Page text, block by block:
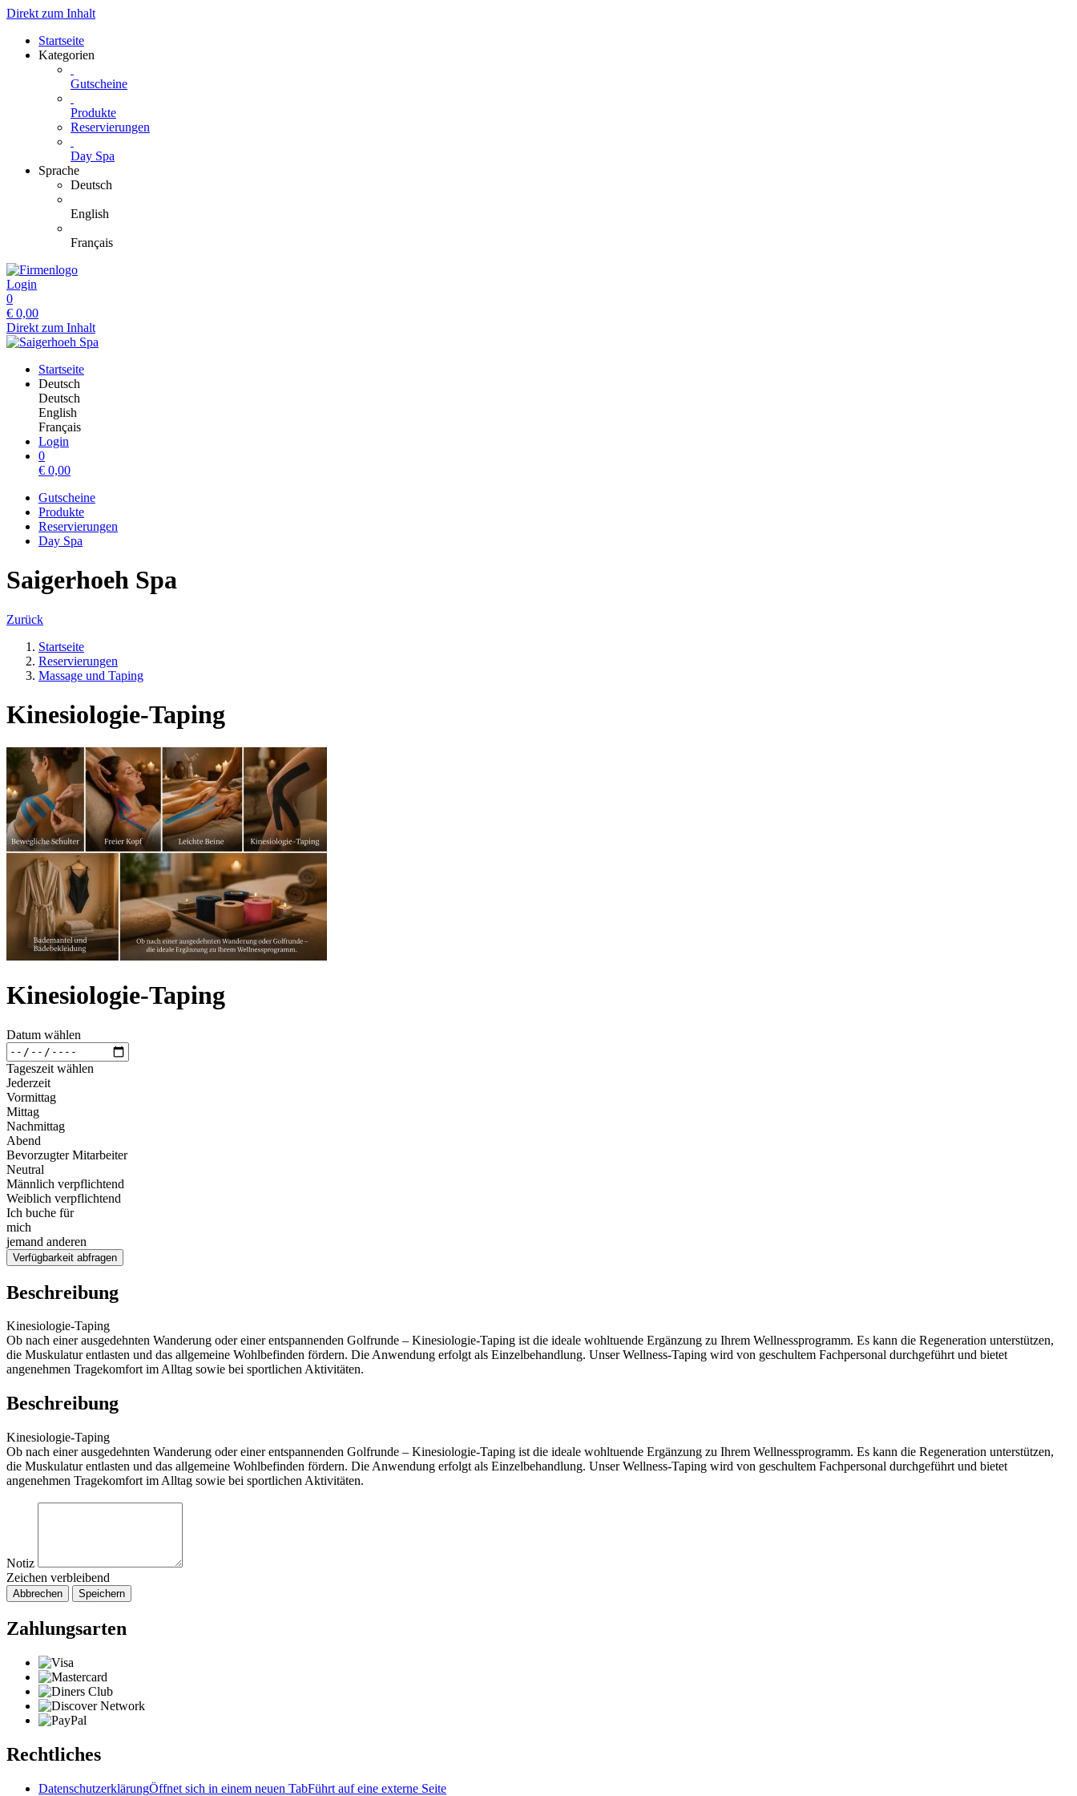
Direkt zum Inhalt
Startseite
Kategorien
Gutscheine
Produkte
Reservierungen
Day Spa
Sprache
Deutsch
English
Français
Login
0
€ 0,00
Direkt zum Inhalt
Startseite
Deutsch
Deutsch
English
Français
Login
0
€ 0,00
Gutscheine
Produkte
Reservierungen
Day Spa
Saigerhoeh Spa
Zurück
Startseite
Reservierungen
Massage und Taping
Kinesiologie-Taping
Kinesiologie-Taping
Datum wählen
Tageszeit wählen
Jederzeit
Vormittag
Mittag
Nachmittag
Abend
Bevorzugter Mitarbeiter
Neutral
Männlich verpflichtend
Weiblich verpflichtend
Ich buche für
mich
jemand anderen
Verfügbarkeit abfragen
Beschreibung
Kinesiologie-Taping
Ob nach einer ausgedehnten Wanderung oder einer entspannenden Golfrunde – Kinesiologie-Taping ist die ideale wohltuende Ergänzung zu Ihrem Wellnessprogramm. Es kann die Regeneration unterstützen,
die Muskulatur entlasten und das allgemeine Wohlbefinden fördern. Die Anwendung erfolgt als Einzelbehandlung. Unser Wellness-Taping wird von geschultem Fachpersonal durchgeführt und bietet
angenehmen Tragekomfort im Alltag sowie bei sportlichen Aktivitäten.
Beschreibung
Kinesiologie-Taping
Ob nach einer ausgedehnten Wanderung oder einer entspannenden Golfrunde – Kinesiologie-Taping ist die ideale wohltuende Ergänzung zu Ihrem Wellnessprogramm. Es kann die Regeneration unterstützen,
die Muskulatur entlasten und das allgemeine Wohlbefinden fördern. Die Anwendung erfolgt als Einzelbehandlung. Unser Wellness-Taping wird von geschultem Fachpersonal durchgeführt und bietet
angenehmen Tragekomfort im Alltag sowie bei sportlichen Aktivitäten.
Notiz
Zeichen verbleibend
Abbrechen Speichern
Zahlungsarten
Rechtliches
DatenschutzerklärungÖffnet sich in einem neuen TabFührt auf eine externe Seite